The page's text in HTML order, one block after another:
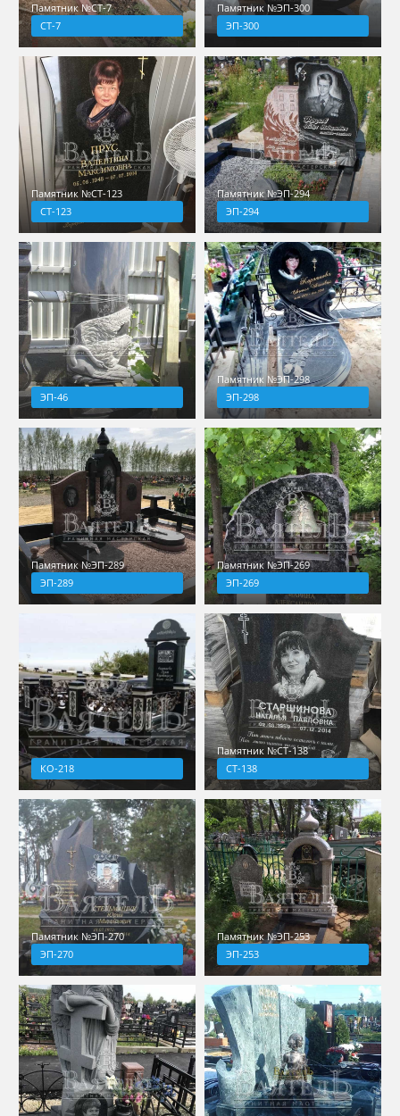
Памятник №СТ-7
СТ-7
Памятник №ЭП-300
ЭП-300
Памятник №СТ-123
СТ-123
Памятник №ЭП-294
ЭП-294
ЭП-46
Памятник №ЭП-298
ЭП-298
Памятник №ЭП-289
ЭП-289
Памятник №ЭП-269
ЭП-269
КО-218
Памятник №СТ-138
СТ-138
Памятник №ЭП-270
ЭП-270
Памятник №ЭП-253
ЭП-253